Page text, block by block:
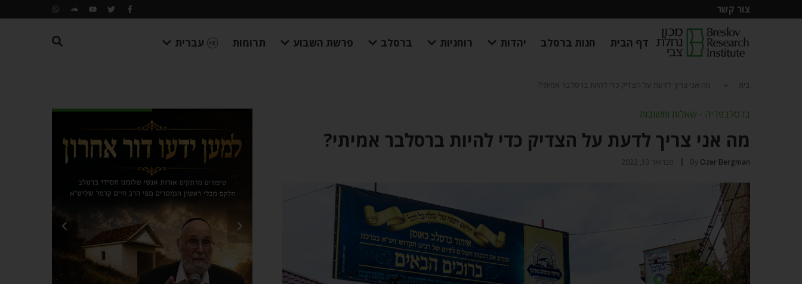
צור קשר
דף הבית חנות ברסלב יהדות רוחניות ברסלב פרשת השבוע תרומות עברית
בית מה אני צריך לדעת על הצדיק כדי להיות ברסלבר אמיתי?
ברסלבפדיה - שאלות ותשובות
מה אני צריך לדעת על הצדיק כדי להיות ברסלבר אמיתי?
By Ozer Bergman פברואר 13, 2022